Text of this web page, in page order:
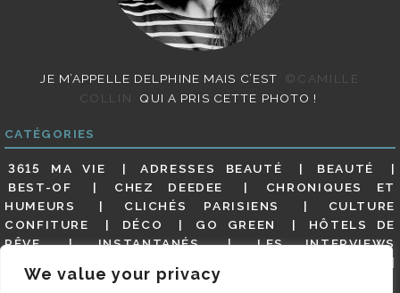
We value your privacy
JE M’APPELLE DELPHINE MAIS C’EST
©CAMILLE
COLLIN
QUI A PRIS CETTE PHOTO !
CATÉGORIES
3615 MA VIE ADRESSES BEAUTÉ
BEAUTÉ
BEST-OF
CHEZ DEEDEE
CHRONIQUES ET
HUMEURS
CLICHÉS PARISIENS
CULTURE
CONFITURE
DÉCO GO GREEN
HÔTELS DE
RÊVE
INSTANTANÉS
LES INTERVIEWS
MES ADRESSES
MODE